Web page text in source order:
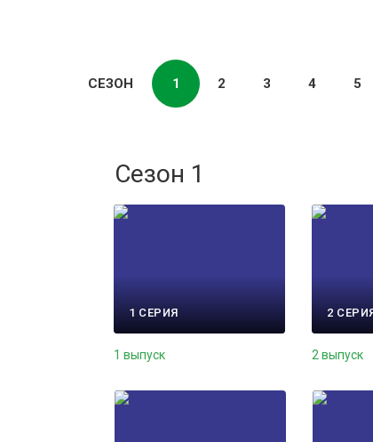
СЕЗОН 1 2 3 4 5
Сезон 1
1 СЕРИЯ
1 выпуск
2
2 выпуск